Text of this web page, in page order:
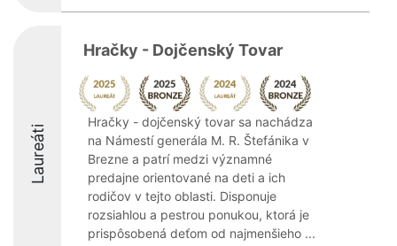
Laureáti
Hračky - Dojčenský Tovar
Hračky - dojčenský tovar sa nachádza
na Námestí generála M. R. Štefánika v
Brezne a patrí medzi významné
predajne orientované na deti a ich
rodičov v tejto oblasti. Disponuje
rozsiahlou a pestrou ponukou, ktorá je
prispôsobená deťom od najmenšieho ...